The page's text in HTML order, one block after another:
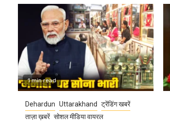
1 min read
Dehardun Uttarakhand
ट्रेंडिंग खबरें
ताज़ा ख़बरें सोशल मीडिया वायरल